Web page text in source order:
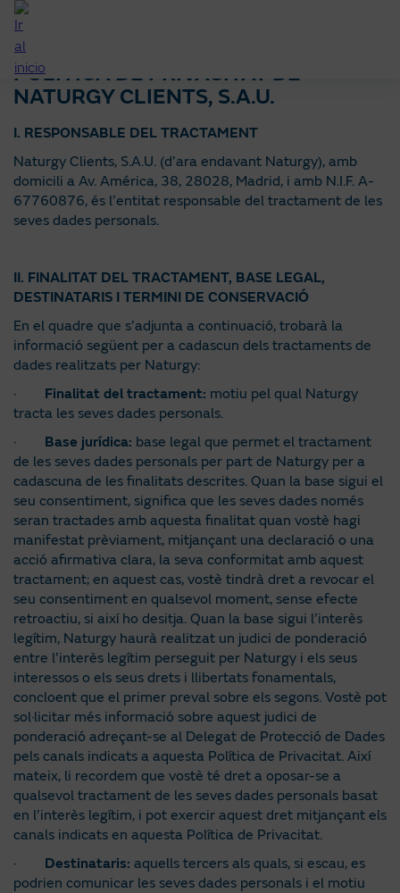
Anar
contingut
principal
POLÍTICA DE PRIVACITAT DE
NATURGY CLIENTS, S.A.U.
I. RESPONSABLE DEL TRACTAMENT
Naturgy Clients, S.A.U. (d’ara endavant Naturgy), amb
domicili a Av. América, 38, 28028, Madrid, i amb N.I.F. A-
67760876, és l’entitat responsable del tractament de les
seves dades personals.
II. FINALITAT DEL TRACTAMENT, BASE LEGAL,
DESTINATARIS I TERMINI DE CONSERVACIÓ
En el quadre que s’adjunta a continuació, trobarà la
informació següent per a cadascun dels tractaments de
dades realitzats per Naturgy:
· Finalitat del tractament: motiu pel qual Naturgy
tracta les seves dades personals.
· Base jurídica: base legal que permet el tractament
de les seves dades personals per part de Naturgy per a
cadascuna de les finalitats descrites. Quan la base sigui el
seu consentiment, significa que les seves dades només
seran tractades amb aquesta finalitat quan vostè hagi
manifestat prèviament, mitjançant una declaració o una
acció afirmativa clara, la seva conformitat amb aquest
tractament; en aquest cas, vostè tindrà dret a revocar el
seu consentiment en qualsevol moment, sense efecte
retroactiu, si així ho desitja. Quan la base sigui l’interès
legítim, Naturgy haurà realitzat un judici de ponderació
entre l’interès legítim perseguit per Naturgy i els seus
interessos o els seus drets i llibertats fonamentals,
concloent que el primer preval sobre els segons. Vostè pot
sol·licitar més informació sobre aquest judici de
ponderació adreçant-se al Delegat de Protecció de Dades
pels canals indicats a aquesta Política de Privacitat. Així
mateix, li recordem que vostè té dret a oposar-se a
qualsevol tractament de les seves dades personals basat
en l’interès legítim, i pot exercir aquest dret mitjançant els
canals indicats en aquesta Política de Privacitat.
· Destinataris: aquells tercers als quals, si escau, es
podrien comunicar les seves dades personals i el motiu